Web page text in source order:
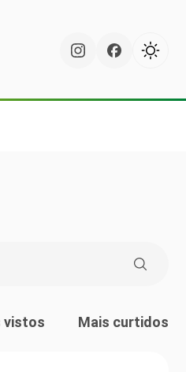
vistos Mais curtidos